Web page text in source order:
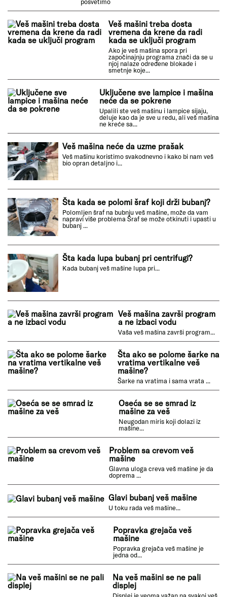
U svakodnevnom funkcionisanju domačinstva, često
zanemarujemo vitalne komponente naših...
Zamena armotizera na veš mašini
Veš mašina nam je svima potrebna u domainstvu i zato
bi trebalo više pažžnje da posvetimo
Veš mašini treba dosta vremena da krene
da radi kada se uključi program
Ako je veš mašina spora pri započinajnju programa
znači da se u njoj nalaze određene blokade i smetnje
Uključene sve lampice i mašina
neće da se pokrene
Upalili ste veš mašinu i lampice sijaju,
Veš mašina neće da uzme prašak
Veš mašinu koristimo svakodnevno i kako bi nam veš
bio opran detaljno i...
Šta kada se polomi šraf koji drži bubanj?
Polomljen šraf na bubnju veš mašine, može da vam
Šta kada lupa bubanj pri centrifugi?
Kada bubanj veš mašine lupa pri...
Veš mašina završi program
a ne izbaci vodu
Vaša veš mašina završi program...
Šta ako se polome šarke na
vratima vertikalne veš
mašine?
Šarke na vratima i sama vrata ...
Oseća se se smrad iz
mašine za veš
Neugodan miris koji dolazi iz
mašine...
Problem sa crevom veš
mašine
Glavna uloga creva veš mašine je da
doprema ...
Glavi bubanj veš mašine
U toku rada veš mašine...
Popravka grejača veš
mašine